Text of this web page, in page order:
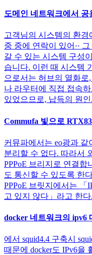
도메인 네트워크에서 공
고객님의 시스템의 환
중 중에 연락이 있어··
갈 수 있는 시스템 구성
습니다. 이런 때 시스템
으로서는 허브의 열화로
나 라우터에 직접 접속
있었으므로, 납득의 원인
Commufa 빛으로
커뮤파에서는 eo광과
분리할 수 없다. 따라서
PPPoE 브리지로 연결
도 통신할 수 있도록 한
PPPoE 브릿지에서는
고 있지 않다」라고 한다
docker 네트워크의 ipv6
에서 squid4.4 구축시
때문에 docker도 IPv6을